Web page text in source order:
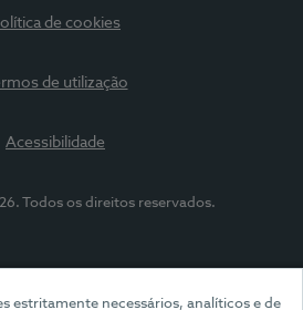
estritamente necessários, analíticos e de
de cookies
de utilização
Acessibilidade
Todos os direitos reservados.